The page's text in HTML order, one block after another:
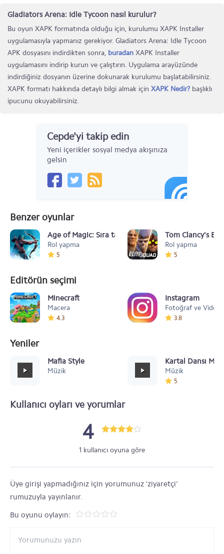
Gladiators Arena: Idle Tycoon nasıl kurulur?
Bu oyun XAPK formatında olduğu için, kurulumu XAPK Installer
uygulamasıyla yapmanız gerekiyor. Gladiators Arena: Idle Tycoon
APK dosyasını indirdikten sonra, buradan XAPK Installer
uygulamasını indirip kurun ve çalıştırın. Uygulama arayüzünde
indirdiğiniz dosyanın üzerine dokunarak kurulumu başlatabilirsiniz.
XAPK formatı hakkında detaylı bilgi almak için XAPK Nedir? başlıklı
ipucunu okuyabilirsiniz.
Cepde'yi takip edin
Yeni içerikler sosyal medya akışınıza
gelsin
Benzer oyunlar
Age of Magic: Sıra tabanlı RPG
Rol yapma
5
Tom Clancy's
Rol yapma
5
Editörün seçimi
Minecraft
Macera
4.3
Instagram
Fotoğraf ve Video
3.8
Yeniler
Mafia Style
Müzik
Kartal Dansı
Müzik
5
Kullanıcı oyları ve yorumlar
4
1 kullanıcı oyuna göre
Üye girişi yapmadığınız için yorumunuz 'ziyaretçi'
rumuzuyla yayınlanır.
Bu oyunu oylayın: